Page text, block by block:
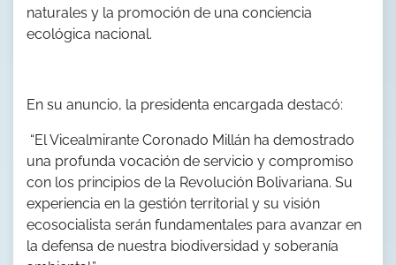
naturales y la promoción de una conciencia
ecológica nacional.
En su anuncio, la presidenta encargada destacó:
“El Vicealmirante Coronado Millán ha demostrado
una profunda vocación de servicio y compromiso
con los principios de la Revolución Bolivariana. Su
experiencia en la gestión territorial y su visión
ecosocialista serán fundamentales para avanzar en
la defensa de nuestra biodiversidad y soberanía